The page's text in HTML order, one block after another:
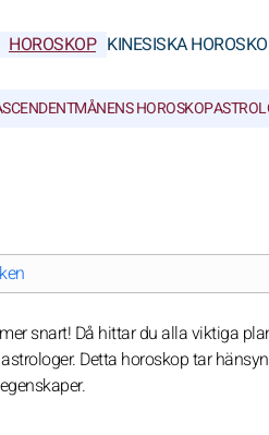
HOROSKOP KINESISKA
MÅNENS HOROSKOP
snart! Då hittar du alla viktiga
Detta horoskop tar